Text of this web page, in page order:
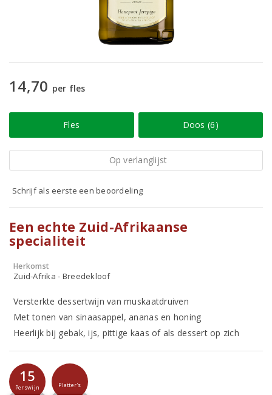
14,70 per fles
Fles Doos (6)
Op verlanglijst
Schrijf als eerste een beoordeling
Een echte Zuid-Afrikaanse
specialiteit
Herkomst
Zuid-Afrika - Breedekloof
Versterkte dessertwijn van muskaatdruiven
Met tonen van sinaasappel, ananas en honing
Heerlijk bij gebak, ijs, pittige kaas of als dessert op zich
15
Perswijn Platter's